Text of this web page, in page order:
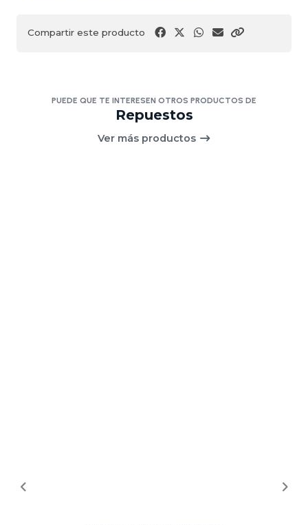
Compartir este producto
PUEDE QUE TE INTERESEN OTROS PRODUCTOS DE
Repuestos
Ver más productos